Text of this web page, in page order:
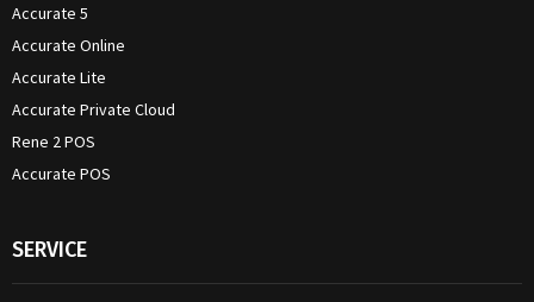
Accurate 5
Accurate Online
Accurate Lite
Accurate Private Cloud
Rene 2 POS
Accurate POS
SERVICE